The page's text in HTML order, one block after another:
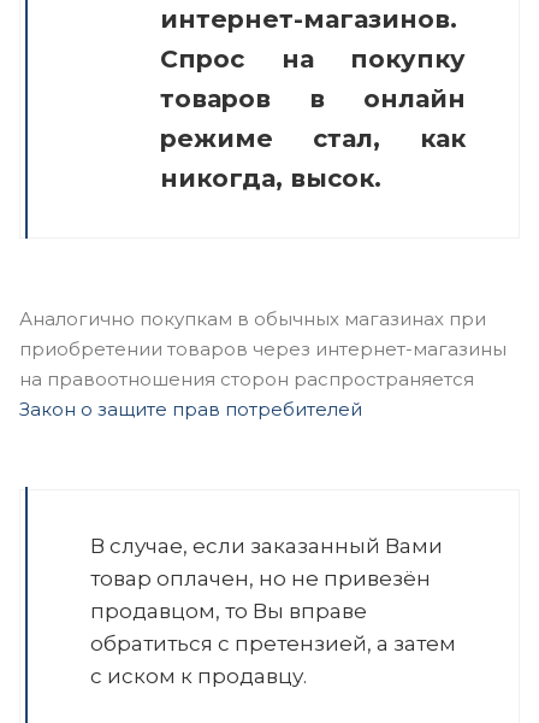
интернет-магазинов.
Спрос на покупку
товаров в онлайн
режиме стал, как
никогда, высок.
Аналогично покупкам в обычных магазинах при
приобретении товаров через интернет-магазины
на правоотношения сторон распространяется
Закон о защите прав потребителей
В случае, если заказанный Вами
товар оплачен, но не привезён
продавцом, то Вы вправе
обратиться с претензией, а затем
с иском к продавцу.